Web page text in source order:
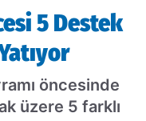
5 Destek
öncesinde
üzere 5 farklı